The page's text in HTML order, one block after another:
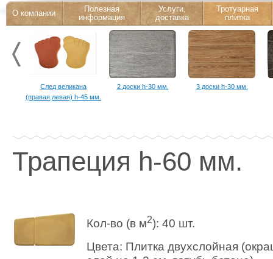
О компании
Полезная
информация
Услуги,
доставка
Тротуарная
плитка
След великана
(правая,левая) h-45 мм.
2 доски h-30 мм. 3 доски h-30 мм.
Трапеция h-60 мм.
Кол-во (в м2): 40 шт.
Цвета: Плитка двухслойная